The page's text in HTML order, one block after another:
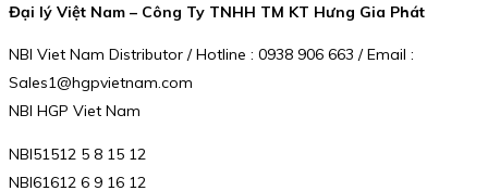
Đại lý Việt Nam – Công Ty TNHH TM KT Hưng Gia Phát
NBI Viet Nam Distributor / Hotline : 0938 906 663 / Email :
Sales1@hgpvietnam.com
NBI HGP Viet Nam
NBI51512 5 8 15 12
NBI61612 6 9 16 12